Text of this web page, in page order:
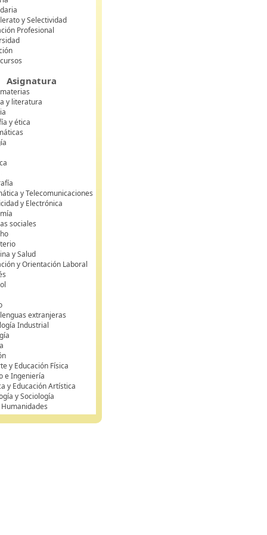
y Selectividad
Profesional
Asignatura
y literatura
y ética
y Telecomunicaciones
y Electrónica
sociales
y Salud
y Orientación Laboral
extranjeras
Industrial
y Educación Física
e Ingeniería
y Educación Artística
y Sociología